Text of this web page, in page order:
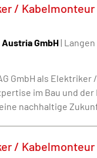
/
GmbH|
GmbH als
im Bau und
nachhaltige
/